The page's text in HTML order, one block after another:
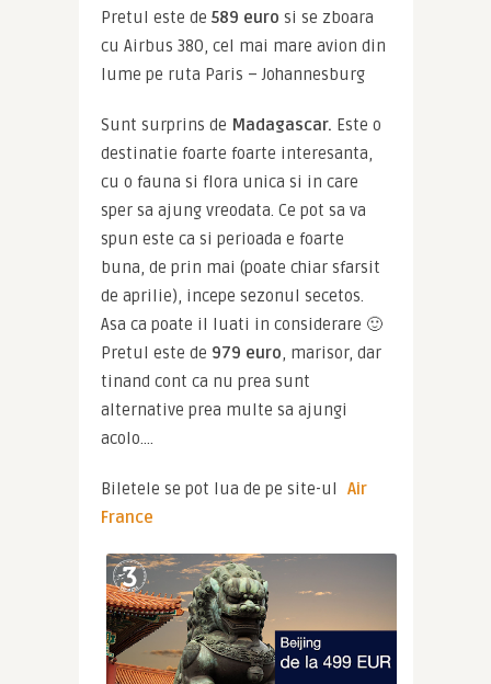
Pretul este de 589 euro si se zboara
cu Airbus 380, cel mai mare avion din
lume pe ruta Paris – Johannesburg
Sunt surprins de Madagascar. Este o
destinatie foarte foarte interesanta,
cu o fauna si flora unica si in care
sper sa ajung vreodata. Ce pot sa va
spun este ca si perioada e foarte
buna, de prin mai (poate chiar sfarsit
de aprilie), incepe sezonul secetos.
Asa ca poate il luati in considerare 🙂
Pretul este de 979 euro, marisor, dar
tinand cont ca nu prea sunt
alternative prea multe sa ajungi
acolo….
Biletele se pot lua de pe site-ul
Air
France